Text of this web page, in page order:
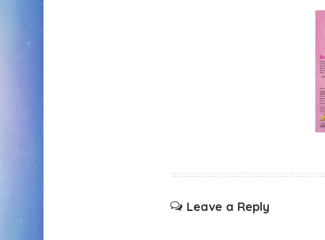
Leave a Reply